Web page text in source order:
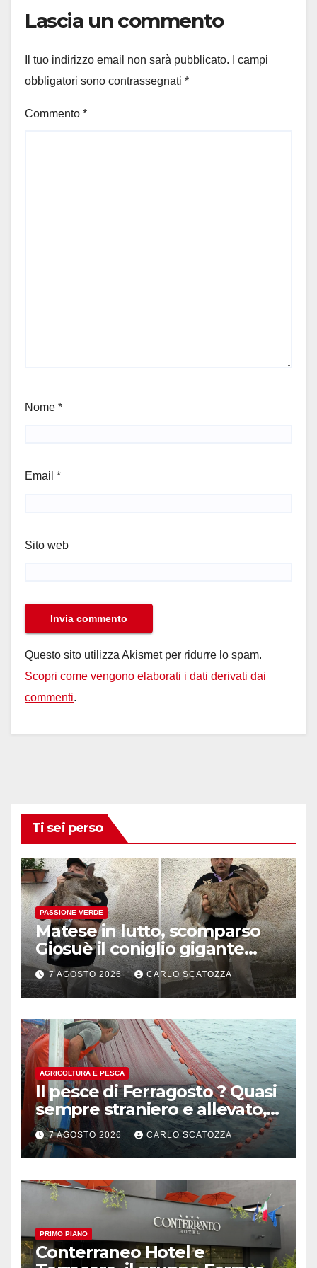
Lascia un commento
Il tuo indirizzo email non sarà pubblicato.
I campi
obbligatori sono contrassegnati *
Commento *
Nome *
Email *
Sito web
Questo sito utilizza Akismet per ridurre lo spam.
Scopri come vengono elaborati i dati derivati dai
commenti.
Ti sei perso
PASSIONE VERDE
Matese in lutto, scomparso
Giosuè il coniglio gigante
pluripremiato
7 AGOSTO 2026 CARLO SCATOZZA
AGRICOLTURA E PESCA
Il pesce di Ferragosto ? Quasi
sempre straniero e allevato,
in sofferenza
7 AGOSTO 2026 CARLO SCATOZZA
PRIMO PIANO
Conterraneo Hotel e